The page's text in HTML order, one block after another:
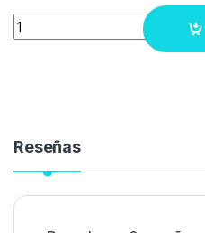
Quantity
Reseñas